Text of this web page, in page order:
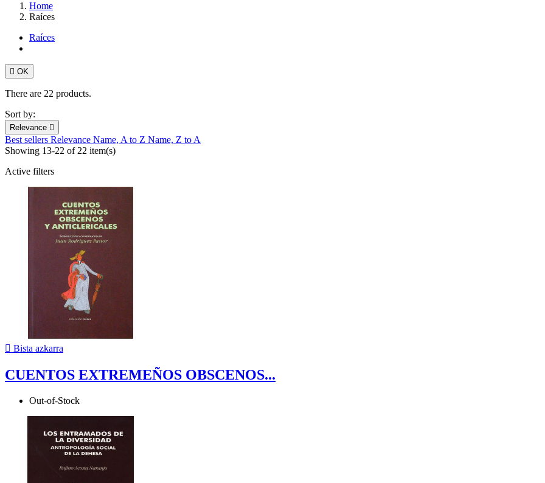
Home
Raíces
Raíces
 OK
There are 22 products.
Sort by:
Relevance 
Best sellers Relevance Name, A to Z Name, Z to A
Showing 13-22 of 22 item(s)
Active filters
 Bista azkarra
CUENTOS EXTREMEÑOS OBSCENOS...
Out-of-Stock